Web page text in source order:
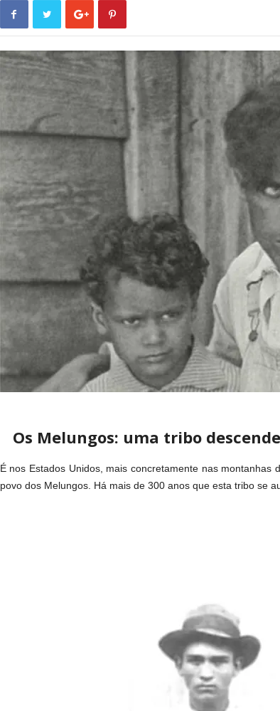
o
t
g
a
l
Os Melungos: uma tribo
É nos Estados Unidos, mais concretamente nas montanhas
povo dos Melungos. Há mais de 300 anos que esta tribo se